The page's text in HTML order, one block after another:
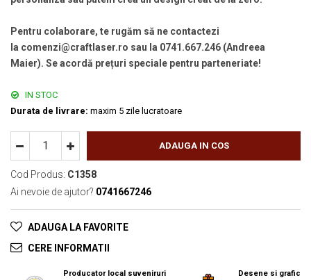
Pentru colaborare, te rugăm să ne contactezi
la comenzi@craftlaser.ro sau la 0741.667.246 (Andreea
Maier). Se acordă prețuri speciale pentru parteneriate!
IN STOC
Durata de livrare: maxim 5 zile lucratoare
ADAUGA IN COS
Cod Produs: C1358
Ai nevoie de ajutor? 0741667246
ADAUGA LA FAVORITE
CERE INFORMATII
Producator local suveniruri Desene si grafica